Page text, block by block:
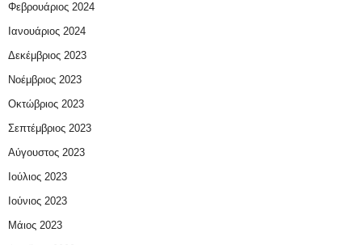
Φεβρουάριος 2024
Ιανουάριος 2024
Δεκέμβριος 2023
Νοέμβριος 2023
Οκτώβριος 2023
Σεπτέμβριος 2023
Αύγουστος 2023
Ιούλιος 2023
Ιούνιος 2023
Μάιος 2023